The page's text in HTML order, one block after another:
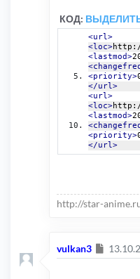
КОД:
<url>
<loc>
<lastmod>
<priority>
</url>
<url>
<loc>
<lastmod>
<priority>
</url>
http://star-
vulkan3